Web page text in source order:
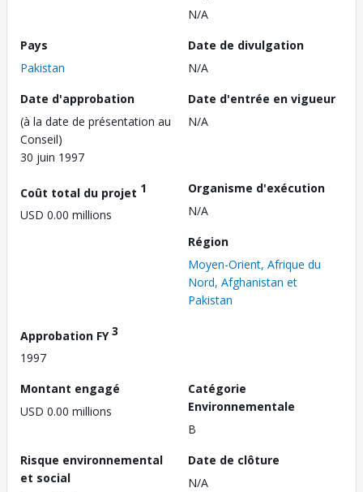
N/A
Pays
Pakistan
Date de divulgation
N/A
Date d'approbation
(à la date de présentation au
Conseil)
30 juin 1997
Date d'entrée en vigueur
N/A
Coût total du projet 1
USD 0.00 millions
Organisme d'exécution
N/A
Région
Moyen-Orient, Afrique du
Nord, Afghanistan et
Pakistan
Approbation FY3
1997
Montant engagé
USD 0.00 millions
Catégorie
Environnementale
B
Risque environnemental
et social
Date de clôture
N/A